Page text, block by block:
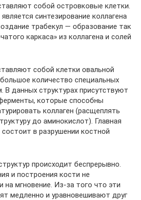
собой островковые клетки.
синтезирование коллагена
трабекул — образование так
каркаса» из коллагена и солей
собой клетки овальной
количество специальных
В данных структурах присутствуют
которые способны
коллаген (расщеплять
до аминокислот). Главная
в разрушении костной
происходит беспрерывно.
и построения кости не
на мгновение. Из-за того что эти
медленно и уравновешивают друг